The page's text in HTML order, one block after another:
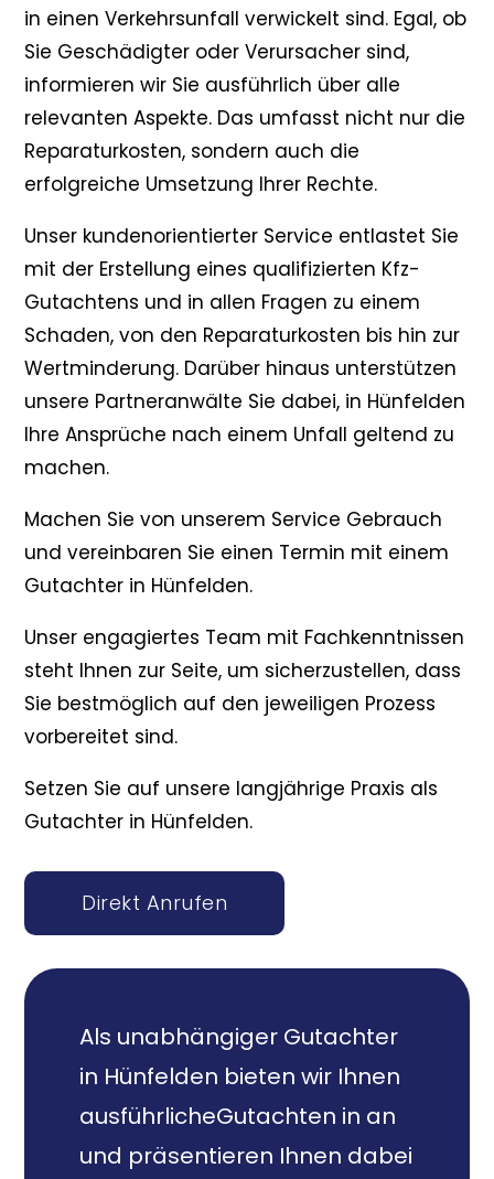
in einen Verkehrsunfall verwickelt sind. Egal, ob
Sie Geschädigter oder Verursacher sind,
informieren wir Sie ausführlich über alle
relevanten Aspekte. Das umfasst nicht nur die
Reparaturkosten, sondern auch die
erfolgreiche Umsetzung Ihrer Rechte.
Unser kundenorientierter Service entlastet Sie
mit der Erstellung eines qualifizierten Kfz-
Gutachtens und in allen Fragen zu einem
Schaden, von den Reparaturkosten bis hin zur
Wertminderung. Darüber hinaus unterstützen
unsere Partneranwälte Sie dabei, in Hünfelden
Ihre Ansprüche nach einem Unfall geltend zu
machen.
Machen Sie von unserem Service Gebrauch
und vereinbaren Sie einen Termin mit einem
Gutachter in Hünfelden.
Unser engagiertes Team mit Fachkenntnissen
steht Ihnen zur Seite, um sicherzustellen, dass
Sie bestmöglich auf den jeweiligen Prozess
vorbereitet sind.
Setzen Sie auf unsere langjährige Praxis als
Gutachter in Hünfelden.
Direkt Anrufen
Als unabhängiger Gutachter
in Hünfelden bieten wir Ihnen
ausführlicheGutachten in an
und präsentieren Ihnen dabei